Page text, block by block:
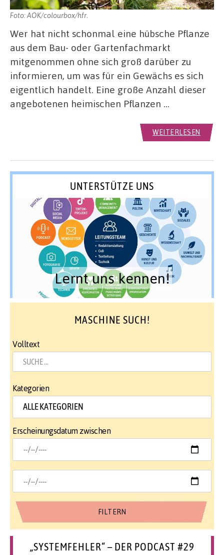
Foto: AOK/colourbox/hfr.
Wer hat nicht schonmal eine hübsche Pflanze
aus dem Bau- oder Gartenfachmarkt
mitgenommen ohne sich groß darüber zu
informieren, um was für ein Gewächs es sich
eigentlich handelt. Eine große Anzahl dieser
angebotenen heimischen Pflanzen …
WEITERLESEN
UNTERSTÜTZE UNS
Lernt uns kennen!
MASCHINE SUCH!
Volltext
Kategorien
Erscheinungsdatum zwischen
„SYSTEMFEHLER“ – DER PODCAST #29